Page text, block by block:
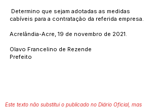
Determino que sejam adotadas as medidas
cabíveis para a contratação da referida empresa.
Acrelândia-Acre, 19 de novembro de 2021.
Olavo Francelino de Rezende
Prefeito
Este texto não substitui o publicado no Diário Oficial, mas